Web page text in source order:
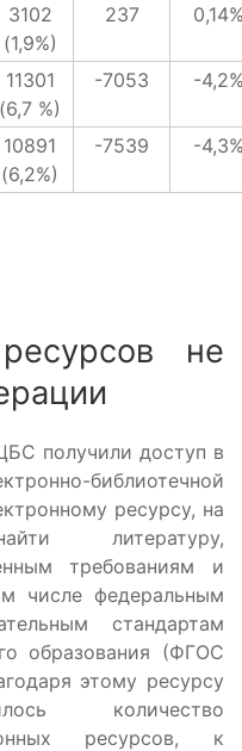
3102
(1,9%)
237
11301
(6,7 %)
-7053 -
10891
(6,2%)
-7539 -
не
получили доступ в
библиотечной
ресурсу, на
литературу,
требованиям и
числе федеральным
стандартам
образования (ФГОС
этому ресурсу
количество
ресурсов, к